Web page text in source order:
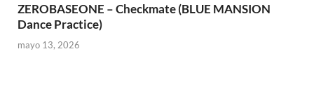
ZEROBASEONE – Checkmate (BLUE MANSION
Dance Practice)
mayo 13, 2026